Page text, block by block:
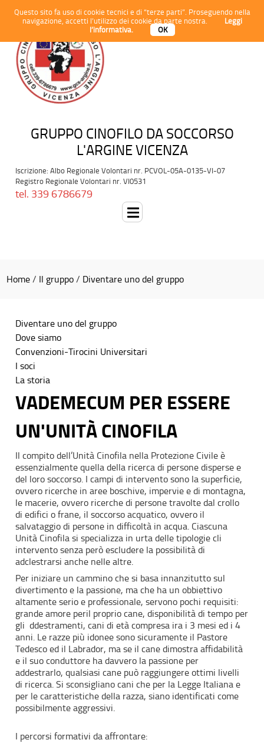
Questo sito fa uso di cookie tecnici e di “terze parti”. Proseguendo nella
navigazione, accetti l’utilizzo dei cookie da parte nostra.
Leggi
l’informativa.
OK
GRUPPO CINOFILO DA SOCCORSO
L'ARGINE VICENZA
Iscrizione: Albo Regionale Volontari nr. PCVOL-05A-0135-VI-07
Registro Regionale Volontari nr. VI0531
tel. 339 6786679
Home / Il gruppo / Diventare uno del gruppo
Diventare uno del gruppo
Dove siamo
Convenzioni-Tirocini Universitari
I soci
La storia
VADEMECUM PER ESSERE
UN'UNITÀ CINOFILA
Il compito dell’Unità Cinofila nella Protezione Civile è
essenzialmente quella della ricerca di persone disperse e
del loro soccorso. I campi di intervento sono la superficie,
ovvero ricerche in aree boschive, impervie e di montagna,
le macerie, ovvero ricerche di persone travolte dal crollo
di edifici o frane, il soccorso acquatico, ovvero il
salvataggio di persone in difficoltà in acqua. Ciascuna
Unità Cinofila si specializza in urta delle tipologie cli
intervento senza però escludere la possibilità di
adclestrarsi anche nelle altre.
Per iniziare un cammino che si basa innanzitutto sul
divertimento e la passione, ma che ha un obbiettivo
altamente serio e professionale, servono pochi requisiti:
grande amore peril proprio cane, disponibilità di tempo per
gli ddestramenti, cani di età compresa ira i 3 mesi ed i 4
anni. Le razze più idonee sono sicuramente il Pastore
Tedesco ed il Labrador, ma se il cane dimostra affidabilità
e il suo conduttore ha davvero la passione per
addestrarlo, qualsiasi cane può raggiungere ottimi livelli
di ricerca. Si sconsigliano cani che per la Legge Italiana e
per le caratteristiche della razza, siano identificati come
possibilmente aggressivi.
I percorsi formativi da affrontare: